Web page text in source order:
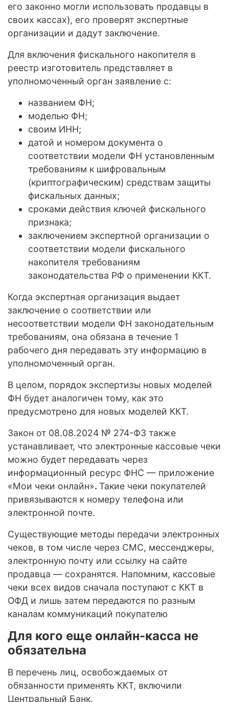
его законно могли использовать продавцы в
своих кассах), его проверят экспертные
организации и дадут заключение.
Для включения фискального накопителя в
реестр изготовитель представляет в
уполномоченный орган заявление с:
названием ФН;
моделью ФН;
своим ИНН;
датой и номером документа о
соответствии модели ФН установленным
требованиям к шифровальным
(криптографическим) средствам защиты
фискальных данных;
сроками действия ключей фискального
признака;
заключением экспертной организации о
соответствии модели фискального
накопителя требованиям
законодательства РФ о применении ККТ.
Когда экспертная организация выдает
заключение о соответствии или
несоответствии модели ФН законодательным
требованиям, она обязана в течение 1
рабочего дня передавать эту информацию в
уполномоченный орган.
В целом, порядок экспертизы новых моделей
ФН будет аналогичен тому, как это
предусмотрено для новых моделей ККТ.
Закон от 08.08.2024 № 274-ФЗ также
устанавливает, что электронные кассовые чеки
можно будет передавать через
информационный ресурс ФНС — приложение
«Мои чеки онлайн». Такие чеки покупателей
привязываются к номеру телефона или
электронной почте.
Существующие методы передачи электронных
чеков, в том числе через СМС, мессенджеры,
электронную почту или ссылку на сайте
продавца — сохранятся. Напомним, кассовые
чеки всех видов сначала поступают с ККТ в
ОФД и лишь затем передаются по разным
каналам коммуникаций покупателю
Для кого еще онлайн-касса не
обязательна
В перечень лиц, освобождаемых от
обязанности применять ККТ, включили
Центральный Банк.